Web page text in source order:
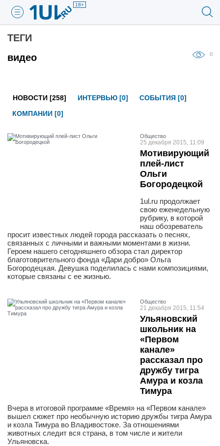
18+
ТЕГИ
видео
0
НОВОСТИ [258] ИНТЕРВЬЮ [0]
СОБЫТИЯ [0]
КОМПАНИИ [0]
Общество
25 декабря 2015, 11:09
Мотивирующий
плей-лист
Ольги
Богородецкой
1ul.ru продолжает
свою еженедельную
рубрику, в которой
наш обозреватель
просит известных людей города рассказать о песнях,
связанных с личными и важными моментами в жизни.
Героем нашего сегодняшнего обзора стал директор
благотоврительного фонда «Дари добро» Ольга
Богородецкая. Девушка поделилась с нами композициями,
которые связаны с ее жизнью.
Общество
21 декабря 2015, 11:54
Ульяновский
школьник на
«Первом
канале»
рассказал про
дружбу тигра
Амура и козла
Тимура
Вчера в итоговой программе «Время» на «Первом канале»
вышел сюжет про необычную историю дружбы тигра Амура
и козла Тимура во Владивостоке. За отношениями
животных следит вся страна, в том числе и жители
Ульяновска.